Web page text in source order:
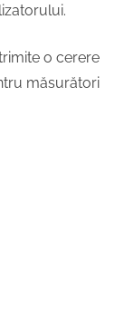
o cerere
măsurători